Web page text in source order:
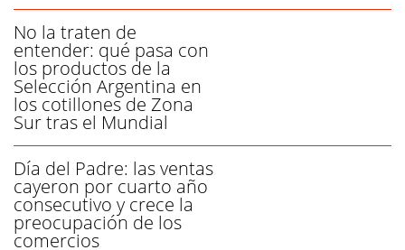
No la traten de
entender: qué pasa con
los productos de la
Selección Argentina en
los cotillones de Zona
Sur tras el Mundial
Día del Padre: las ventas
cayeron por cuarto año
consecutivo y crece la
preocupación de los
comercios